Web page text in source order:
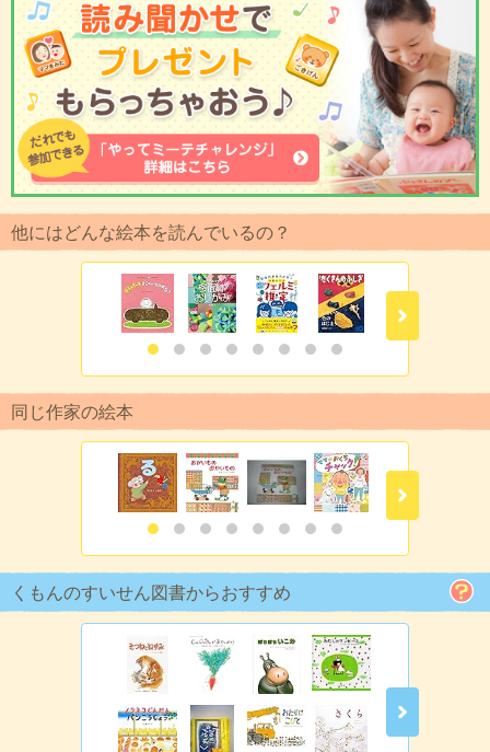
他にはどんな絵本を読んでいるの？
同じ作家の絵本
くもんのすいせん図書からおすすめ